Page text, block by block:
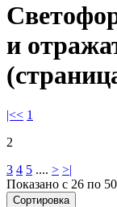
и
|<< 1
2
3 4 5 .... > >|
Показано с 26 по
Сортировка